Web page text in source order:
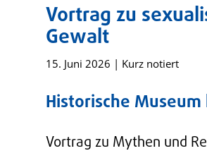
Vortrag zu
Gewalt
15. Juni 2026 | Kurz notiert
Historische
Vortrag zu Mythen und